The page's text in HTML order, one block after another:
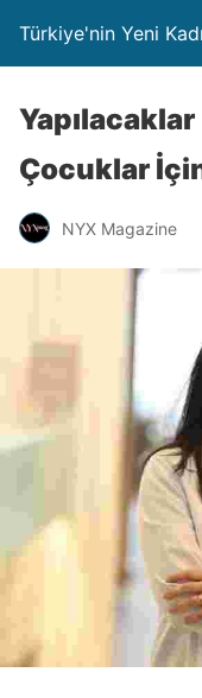
Türkiye'nin Yeni
Yapılacaklar
Çocuklar
NYX Magazine